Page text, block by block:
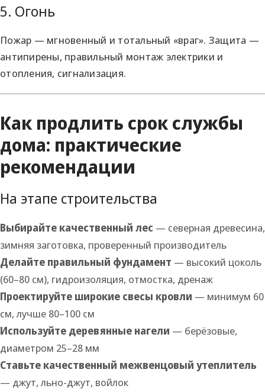
5. Огонь
Пожар — мгновенный и тотальный «враг». Защита —
антипирены, правильный монтаж электрики и
отопления, сигнализация.
Как продлить срок службы
дома: практические
рекомендации
На этапе строительства
Выбирайте качественный лес — северная древесина,
зимняя заготовка, проверенный производитель
Делайте правильный фундамент — высокий цоколь
(60–80 см), гидроизоляция, отмостка, дренаж
Проектируйте широкие свесы кровли — минимум 60
см, лучше 80–100 см
Используйте деревянные нагели — берёзовые,
диаметром 25–28 мм
Ставьте качественный межвенцовый утеплитель
— джут, льно-джут, войлок